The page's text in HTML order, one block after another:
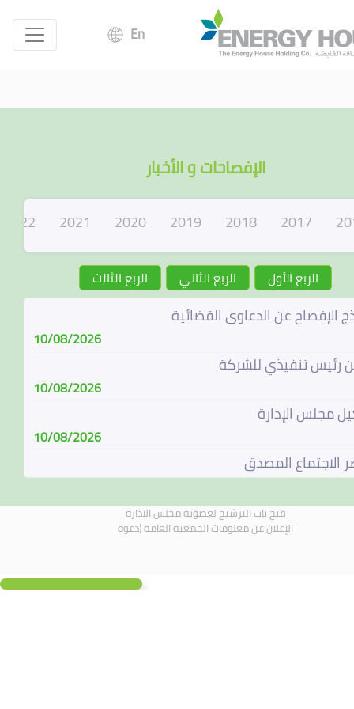
En
الإفصاحات و الأخبار
2017
2018
2019
2020
2021
2022
الربع الأول الربع الثاني الربع الثالث
الإفصاح عن الدعاوى القضائية
10/08/2026
رئيس تنفيذي للشركة
10/08/2026
مجلس الإدارة
10/08/2026
الاجتماع المصدق
10/08/2026
الإفصاح عن الدعاوى القضائية (خطأ)
06/08/2026
فتح باب الترشيح لعضوية مجلس الادارة
الإعلان عن معلومات الجمعية العامة (دعوة